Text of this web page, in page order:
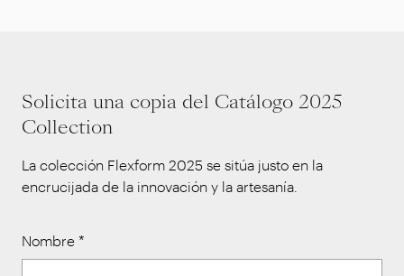
Solicita una copia del Catálogo 2025
Collection
La colección Flexform 2025 se sitúa justo en la
encrucijada de la innovación y la artesanía.
Nombre *